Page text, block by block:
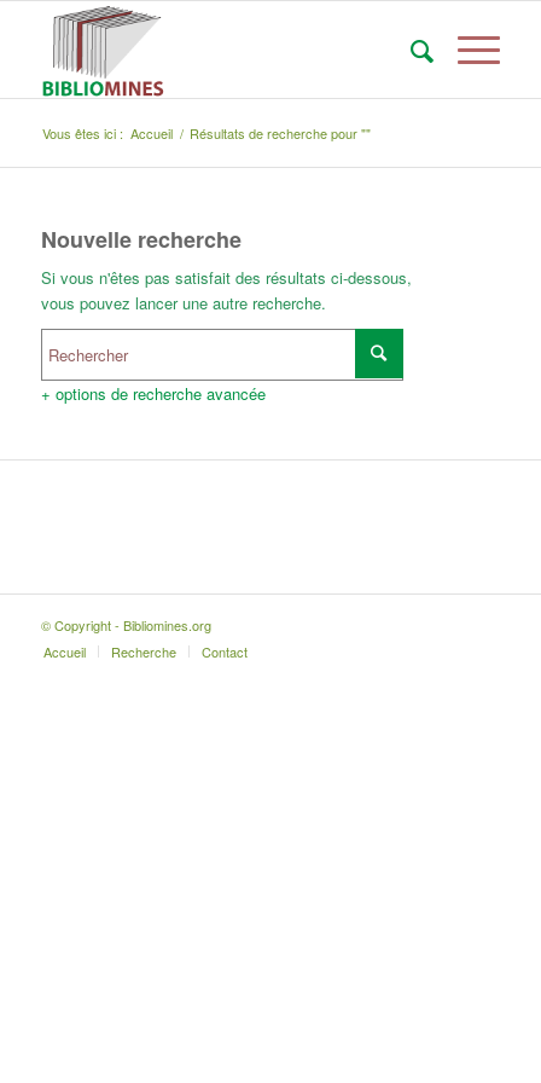
Vous êtes ici : Accueil / Résultats de recherche pour ""
Nouvelle recherche
Si vous n'êtes pas satisfait des résultats ci-dessous,
vous pouvez lancer une autre recherche.
+ options de recherche avancée
© Copyright - Bibliomines.org
Accueil
Recherche Contact